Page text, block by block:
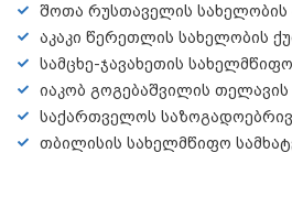
შოთა რუსთაველის სახელობის
აკაკი წერეთლის სახელობის
სამცხე-ჯავახეთის
იაკობ გოგებაშვილის
საქართველოს საზოგადოებრივ
თბილისის სახელმწიფო